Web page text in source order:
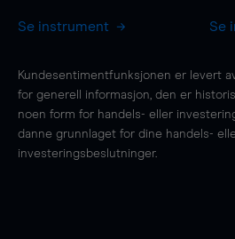
Se instrument Se
Kundesentimentfunksjonen er levert
for generell informasjon, den er
noen form for handels- eller
danne grunnlaget for dine handels-
investeringsbeslutninger.